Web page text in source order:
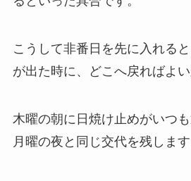
こうして非番日を先に入れる
が出た時に、どこへ戻ればよい
木曜の朝に日焼け止めがいつも
月曜の夜と同じ交代を残します